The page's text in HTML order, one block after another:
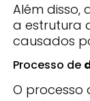
Além
a estrutura
causados
Processo de
O processo